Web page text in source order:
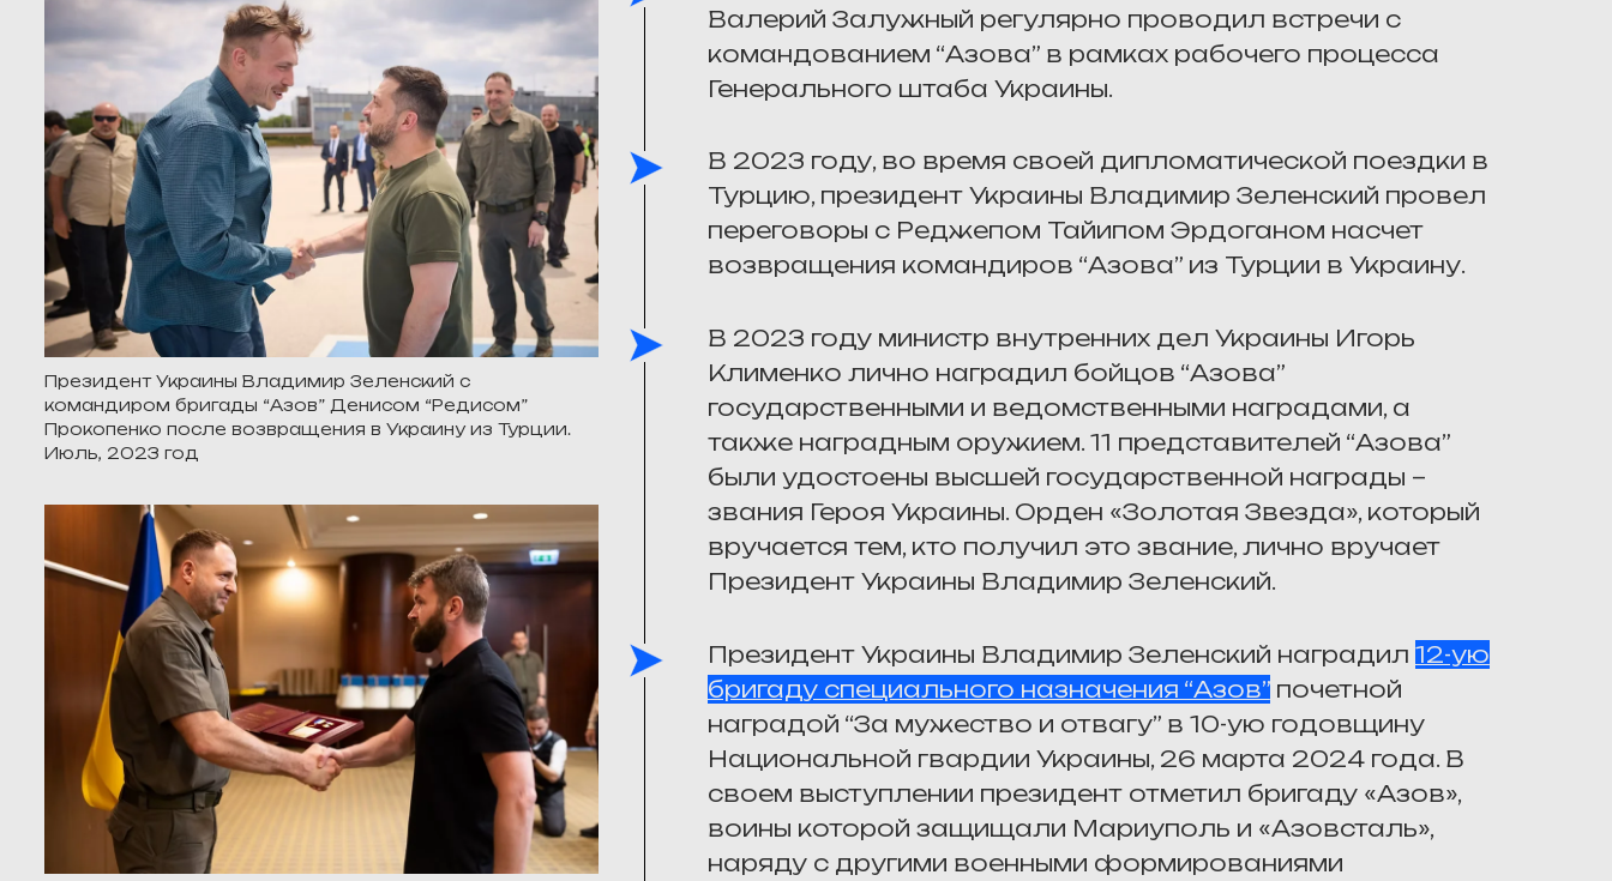
Президент Украины Владимир Зеленский с
командиром бригады “Азов” Денисом “Редисом”
Прокопенко после возвращения в Украину из Турции.
Июль, 2023 год
Валерий Залужный регулярно проводил встречи с
командованием “Азова” в рамках рабочего процесса
Генерального штаба Украины.
В 2023 году, во время своей дипломатической поездки в
Турцию, президент Украины Владимир Зеленский провел
переговоры с Реджепом Тайипом Эрдоганом насчет
возвращения командиров “Азова” из Турции в Украину.
В 2023 году министр внутренних дел Украины Игорь
Клименко лично наградил бойцов “Азова”
государственными и ведомственными наградами, а
также наградным оружием. 11 представителей “Азова”
были удостоены высшей государственной награды –
звания Героя Украины. Орден «Золотая Звезда», который
вручается тем, кто получил это звание, лично вручает
Президент Украины Владимир Зеленский.
Президент Украины Владимир Зеленский наградил 12-ую
бригаду специального назначения “Азов”почетной
наградой “За мужество и отвагу” в 10-ую годовщину
Национальной гвардии Украины, 26 марта 2024 года. В
своем выступлении президент отметил бригаду «Азов»,
воины которой защищали Мариуполь и «Азовсталь»,
наряду с другими военными формированиями